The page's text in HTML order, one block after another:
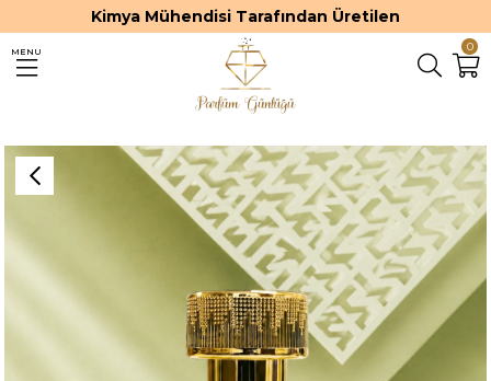
Kimya Mühendisi Tarafından Üretilen
0
MENU